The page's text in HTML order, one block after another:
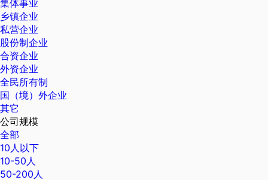
集体事业
乡镇企业
私营企业
股份制企业
合资企业
外资企业
全民所有制
国（境）外企业
其它
公司规模
全部
10人以下
10-50人
50-200人